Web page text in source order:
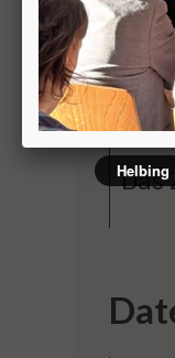
Das
Helbing